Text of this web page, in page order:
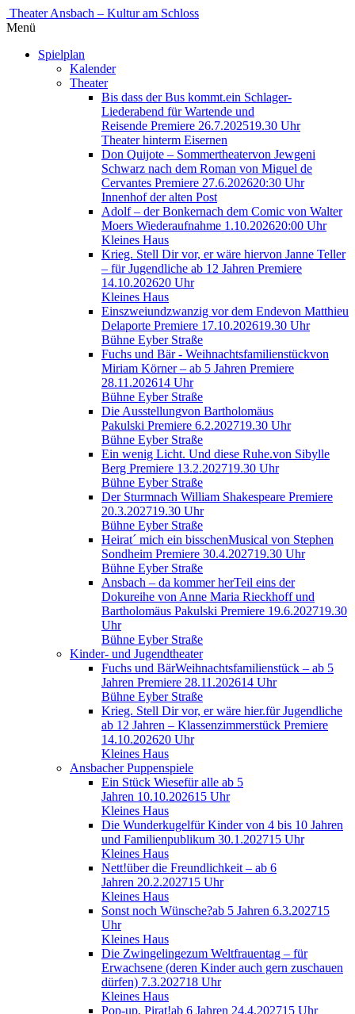
Theater Ansbach – Kultur am Schloss
Menü
Spielplan
Kalender
Theater
Bis dass der Bus kommt.ein Schlager-
Liederabend für Wartende und
Reisende Premiere 26.7.202519.30 Uhr
Theater hinterm Eisernen
Don Quijote – Sommertheatervon Jewgeni
Schwarz nach dem Roman von Miguel de
Cervantes Premiere 27.6.202620:30 Uhr
Innenhof der alten Post
Adolf – der Bonkernach dem Comic von Walter
Moers Wiederaufnahme 1.10.202620:00 Uhr
Kleines Haus
Krieg. Stell Dir vor, er wäre hiervon Janne Teller
– für Jugendliche ab 12 Jahren Premiere
14.10.202620 Uhr
Kleines Haus
Einszweiundzwanzig vor dem Endevon Matthieu
Delaporte Premiere 17.10.202619.30 Uhr
Bühne Eyber Straße
Fuchs und Bär - Weihnachtsfamilienstückvon
Miriam Körner – ab 5 Jahren Premiere
28.11.202614 Uhr
Bühne Eyber Straße
Die Ausstellungvon Bartholomäus
Pakulski Premiere 6.2.202719.30 Uhr
Bühne Eyber Straße
Ein wenig Licht. Und diese Ruhe.von Sibylle
Berg Premiere 13.2.202719.30 Uhr
Bühne Eyber Straße
Der Sturmnach William Shakespeare Premiere
20.3.202719.30 Uhr
Bühne Eyber Straße
Heirat´ mich ein bisschenMusical von Stephen
Sondheim Premiere 30.4.202719.30 Uhr
Bühne Eyber Straße
Ansbach – da kommer herTeil eins der
Dokureihe von Anne Maria Rieckhoff und
Bartholomäus Pakulski Premiere 19.6.202719.30
Uhr
Bühne Eyber Straße
Kinder- und Jugendtheater
Fuchs und BärWeihnachtsfamilienstück – ab 5
Jahren Premiere 28.11.202614 Uhr
Bühne Eyber Straße
Krieg. Stell Dir vor, er wäre hier.für Jugendliche
ab 12 Jahren – Klassenzimmerstück Premiere
14.10.202620 Uhr
Kleines Haus
Ansbacher Puppenspiele
Ein Stück Wiesefür alle ab 5
Jahren 10.10.202615 Uhr
Kleines Haus
Die Wunderkugelfür Kinder von 4 bis 10 Jahren
und Familienpublikum 30.1.202715 Uhr
Kleines Haus
Nett!über die Freundlichkeit – ab 6
Jahren 20.2.202715 Uhr
Kleines Haus
Sonst noch Wünsche?ab 5 Jahren 6.3.202715
Uhr
Kleines Haus
Die Zwingelingezum Weltfrauentag – für
Erwachsene (deren Kinder auch gern zuschauen
dürfen) 7.3.202718 Uhr
Kleines Haus
Pop-up, Pirat!ab 6 Jahren 24.4.202715 Uhr